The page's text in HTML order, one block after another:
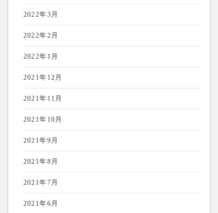
2022年3月
2022年2月
2022年1月
2021年12月
2021年11月
2021年10月
2021年9月
2021年8月
2021年7月
2021年6月